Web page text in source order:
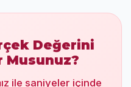
Değerini
Musunuz?
ile saniyeler içinde